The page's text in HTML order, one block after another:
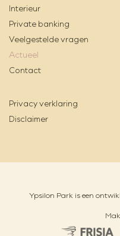
Interieur
Private banking
Veelgestelde vragen
Actueel
Contact
Privacy verklaring
Disclaimer
Ypsilon Park is een